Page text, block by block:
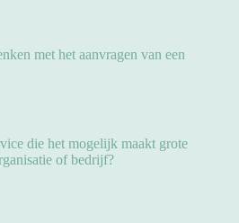
met het aanvragen van een
die het mogelijk maakt grote
of bedrijf?